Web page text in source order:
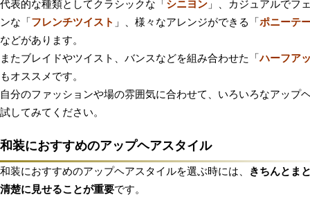
代表的な種類としてクラシックな「シニヨン 」、カジュアルでフ
ンな「フレンチツイスト 」、様々なアレンジができる「ポニーテ
などがあります。
またブレイドやツイスト、バンスなどを組み合わせた「ハーフア
もオススメです。
自分のファッションや場の雰囲気に合わせて、いろいろなアップ
試してみてください。
和装におすすめのアップヘアスタイル
和装におすすめのアップヘアスタイルを選ぶ時には、
きちんとま
清楚に見せることが重要です。